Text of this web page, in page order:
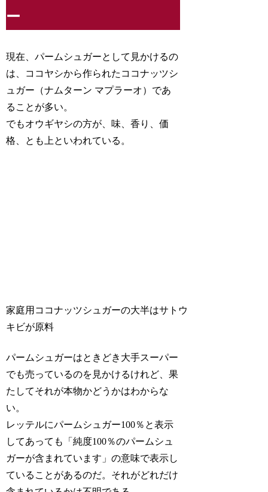
ー
現在、パームシュガーとして見かけるの
は、ココヤシから作られたココナッツシ
ュガー（ナムターン マプラーオ）であ
ることが多い。
でもオウギヤシの方が、味、香り、価
格、とも上といわれている。
家庭用ココナッツシュガーの大半はサトウ
キビが原料
パームシュガーはときどき大手スーパー
でも売っているのを見かけるけれど、果
たしてそれが本物かどうかはわからな
い。
レッテルにパームシュガー100％と表示
してあっても「純度100％のパームシュ
ガーが含まれています」の意味で表示し
ていることがあるのだ。それがどれだけ